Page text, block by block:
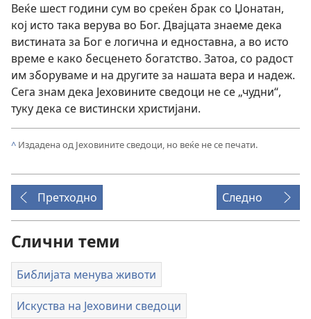
Веќе шест години сум во среќен брак со Џонатан,
кој исто така верува во Бог. Двајцата знаеме дека
вистината за Бог е логична и едноставна, а во исто
време е како бесценето богатство. Затоа, со радост
им зборуваме и на другите за нашата вера и надеж.
Сега знам дека Јеховините сведоци не се „чудни“,
туку дека се вистински христијани.
^ Издадена од Јеховините сведоци, но веќе не се печати.
Претходно Следно
Слични теми
Библијата менува животи
Искуства на Јеховини сведоци